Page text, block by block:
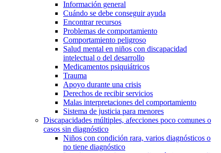
Información general
Cuándo se debe conseguir ayuda
Encontrar recursos
Problemas de comportamiento
Comportamiento peligroso
Salud mental en niños con discapacidad
intelectual o del desarrollo
Medicamentos psiquiátricos
Trauma
Apoyo durante una crisis
Derechos de recibir servicios
Malas interpretaciones del comportamiento
Sistema de justicia para menores
Discapacidades múltiples, afecciones poco comunes o
casos sin diagnóstico
Niños con condición rara, varios diagnósticos o
no tiene diagnóstico